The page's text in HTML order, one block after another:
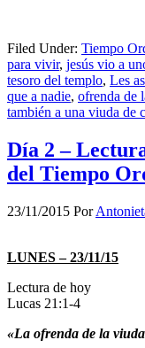
Filed Under: Tiempo
para vivir, jesús vio a
tesoro del templo, Les
que a nadie, ofrenda de
también a una viuda de
Día 2 –
del Tiempo
23/11/2015 Por
LUNES – 23/11/15
Lectura de hoy
Lucas 21:1-4
«La ofrenda de la